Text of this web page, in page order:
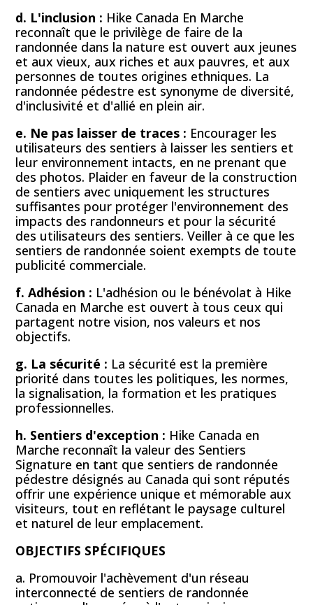
d. L'inclusion : Hike Canada En Marche
reconnaît que le privilège de faire de la
randonnée dans la nature est ouvert aux jeunes
et aux vieux, aux riches et aux pauvres, et aux
personnes de toutes origines ethniques. La
randonnée pédestre est synonyme de diversité,
d'inclusivité et d'allié en plein air.
e. Ne pas laisser de traces : Encourager les
utilisateurs des sentiers à laisser les sentiers et
leur environnement intacts, en ne prenant que
des photos. Plaider en faveur de la construction
de sentiers avec uniquement les structures
suffisantes pour protéger l'environnement des
impacts des randonneurs et pour la sécurité
des utilisateurs des sentiers. Veiller à ce que les
sentiers de randonnée soient exempts de toute
publicité commerciale.
f. Adhésion : L'adhésion ou le bénévolat à Hike
Canada en Marche est ouvert à tous ceux qui
partagent notre vision, nos valeurs et nos
objectifs.
g. La sécurité : La sécurité est la première
priorité dans toutes les politiques, les normes,
la signalisation, la formation et les pratiques
professionnelles.
h. Sentiers d'exception : Hike Canada en
Marche reconnaît la valeur des Sentiers
Signature en tant que sentiers de randonnée
pédestre désignés au Canada qui sont réputés
offrir une expérience unique et mémorable aux
visiteurs, tout en reflétant le paysage culturel
et naturel de leur emplacement.
OBJECTIFS SPÉCIFIQUES
a. Promouvoir l'achèvement d'un réseau
interconnecté de sentiers de randonnée